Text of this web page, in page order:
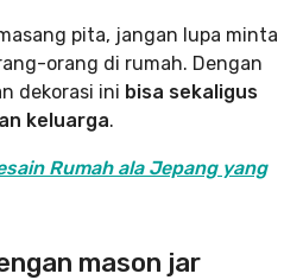
pita, jangan lupa minta
orang di rumah. Dengan
dekorasi ini bisa sekaligus
keluarga.
Rumah ala Jepang yang
mason jar